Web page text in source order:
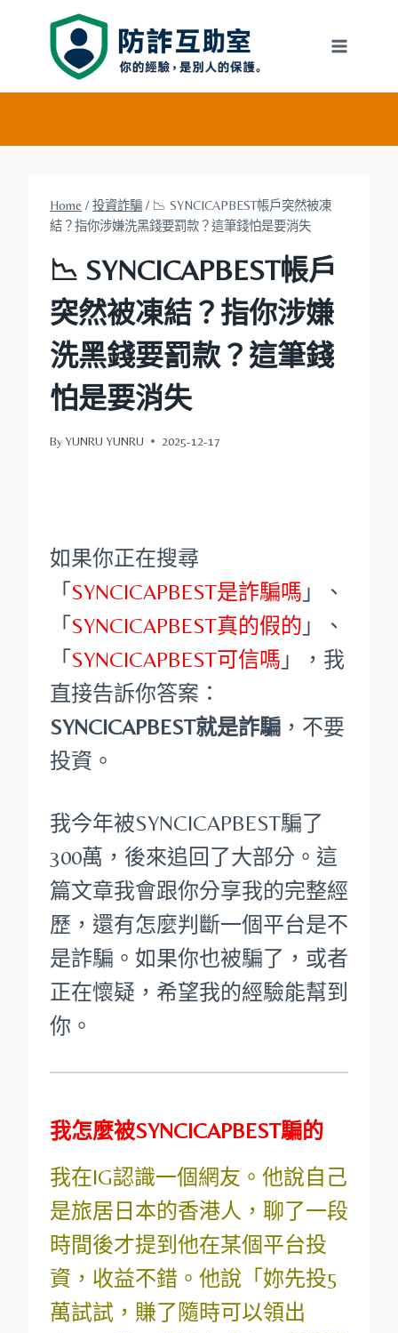
Home / 投資詐騙 / 📉 SYNCICAPBEST帳戶突然被凍
結？指你涉嫌洗黑錢要罰款？這筆錢怕是要消失
📉 SYNCICAPBEST帳戶
突然被凍結？指你涉嫌
洗黑錢要罰款？這筆錢
怕是要消失
By YUNRU YUNRU 2025-12-17
如果你正在搜尋
「 SYNCICAPBEST是詐騙嗎 」、
「 SYNCICAPBEST真的假的 」、
「 SYNCICAPBEST可信嗎 」，我
直接告訴你答案：
SYNCICAPBEST就是詐騙 ，不要
投資。
我今年被SYNCICAPBEST騙了
300萬，後來追回了大部分。這
篇文章我會跟你分享我的完整經
歷，還有怎麼判斷一個平台是不
是詐騙。如果你也被騙了，或者
正在懷疑，希望我的經驗能幫到
你。
我怎麼被SYNCICAPBEST騙的
我在IG認識一個網友。他說自己
是旅居日本的香港人，聊了一段
時間後才提到他在某個平台投
資，收益不錯。他說「妳先投5
萬試試，賺了隨時可以領出